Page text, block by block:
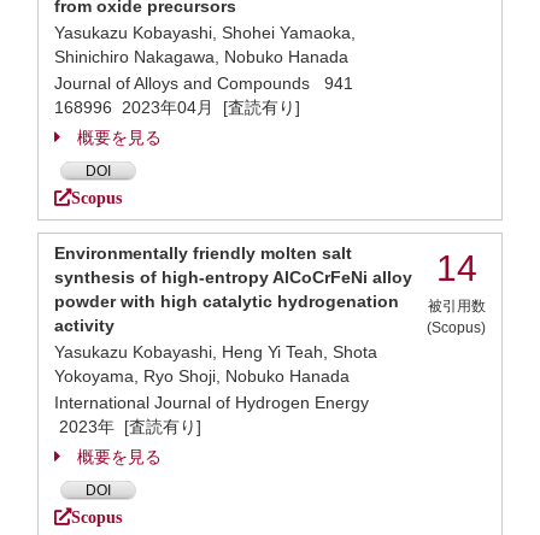
from oxide precursors
Yasukazu Kobayashi, Shohei Yamaoka,
Shinichiro Nakagawa, Nobuko Hanada
Journal of Alloys and Compounds 941
168996 2023年04月 [査読有り]
概要を見る
DOI
Scopus
Environmentally friendly molten salt
synthesis of high-entropy AlCoCrFeNi alloy
powder with high catalytic hydrogenation
activity
Yasukazu Kobayashi, Heng Yi Teah, Shota
Yokoyama, Ryo Shoji, Nobuko Hanada
International Journal of Hydrogen Energy
2023年 [査読有り]
概要を見る
DOI
Scopus
14
被引用数
(Scopus)